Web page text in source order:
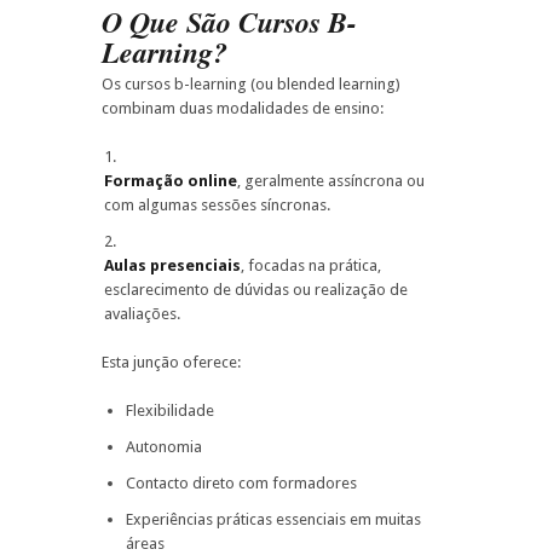
O Que São Cursos B-
Learning?
Os cursos b-learning (ou blended learning)
combinam duas modalidades de ensino:
Formação online, geralmente assíncrona ou
com algumas sessões síncronas.
Aulas presenciais, focadas na prática,
esclarecimento de dúvidas ou realização de
avaliações.
Esta junção oferece:
Flexibilidade
Autonomia
Contacto direto com formadores
Experiências práticas essenciais em muitas
áreas